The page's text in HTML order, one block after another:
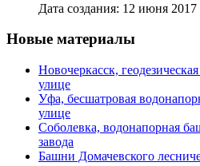
Дата создания: 12 июня 2017
Новые материалы
Новочеркасск,
улице
Уфа, бесшатровая
улице
Соболевка, водонапорная
завода
Башни Домачевского